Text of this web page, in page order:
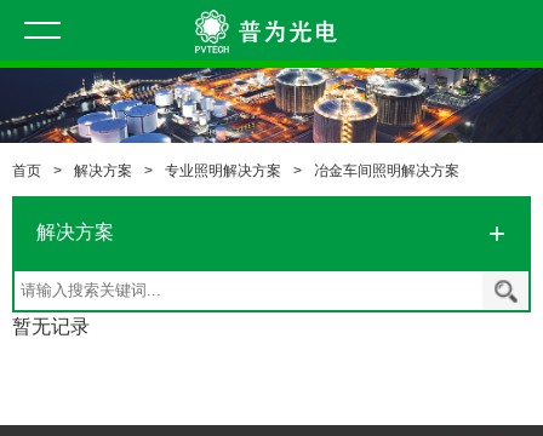
首页 > 解决方案 > 专业照明解决方案 > 冶金车间照明解决方案
解决方案
暂无记录